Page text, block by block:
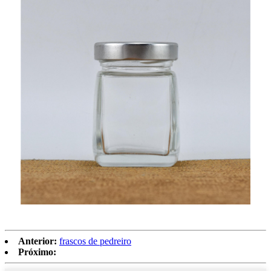
Anterior: frascos de pedreiro
Próximo: